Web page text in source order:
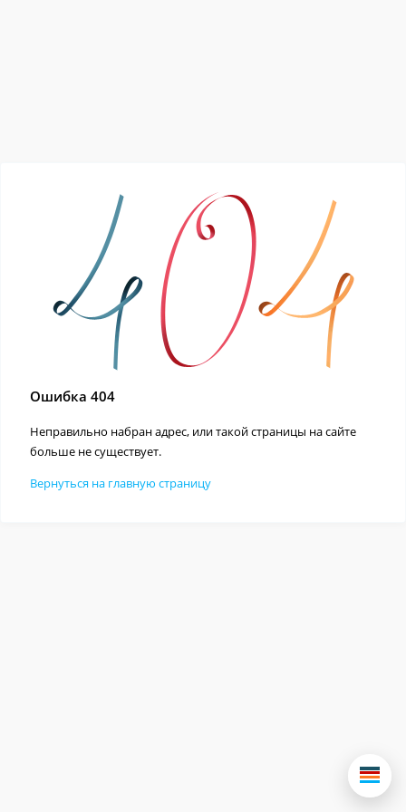
Ошибка 404
Неправильно набран адрес, или такой страницы на сайте
больше не существует.
Вернуться на главную страницу